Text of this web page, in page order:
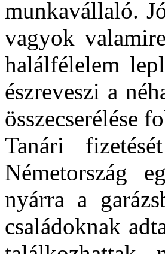
munkavállaló.
vagyok
halálfélelem
észreveszi a
összecserélése
Tanári
Németország
nyárra a
családoknak